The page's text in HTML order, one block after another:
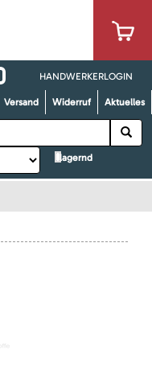
HANDWERKERLOGIN
Versand Widerruf Aktuelles
lagernd